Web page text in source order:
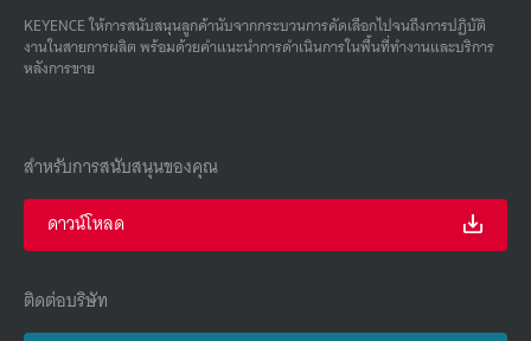
KEYENCE ให้การสนับสนุนลูกค้านับจากกระบวนการคัดเลือกไปจนถึงการปฏิบัติ
งานในสายการผลิต พร้อมด้วยคําแนะนําการดําเนินการในพื้นที่ทํางานและบริการ
หลังการขาย
สำหรับการสนับสนุนของคุณ
ดาวน์โหลด
ติดต่อบริษัท